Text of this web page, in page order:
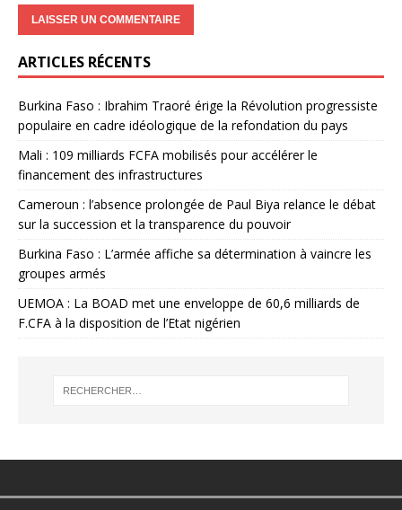
ARTICLES RÉCENTS
Burkina Faso : Ibrahim Traoré érige la Révolution progressiste
populaire en cadre idéologique de la refondation du pays
Mali : 109 milliards FCFA mobilisés pour accélérer le
financement des infrastructures
Cameroun : l’absence prolongée de Paul Biya relance le débat
sur la succession et la transparence du pouvoir
Burkina Faso : L’armée affiche sa détermination à vaincre les
groupes armés
UEMOA : La BOAD met une enveloppe de 60,6 milliards de
F.CFA à la disposition de l’Etat nigérien